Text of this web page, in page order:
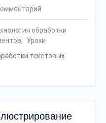
обработки
,
Уроки
текстовых